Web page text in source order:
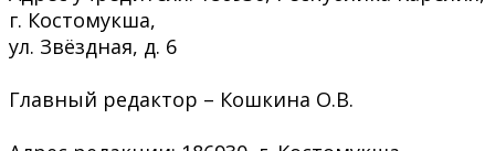
г. Костомукша,
ул. Звёздная, д. 6
Главный редактор – Кошкина О.В.